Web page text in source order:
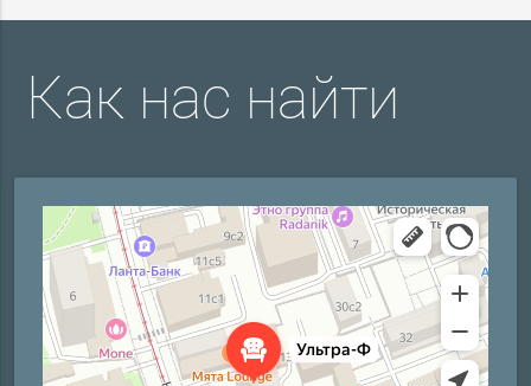
Как нас найти